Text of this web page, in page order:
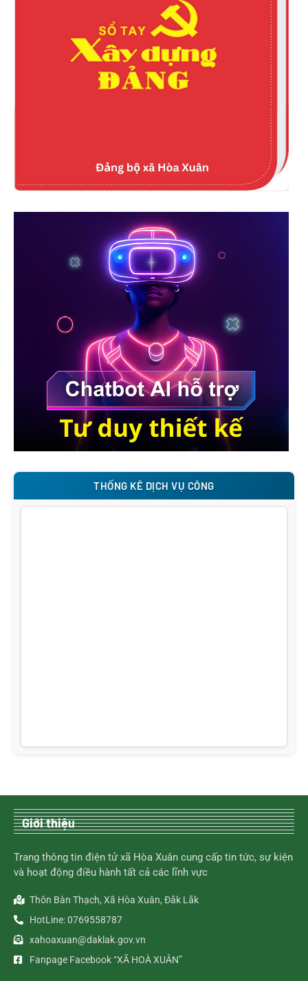
THỐNG KÊ DỊCH VỤ CÔNG
Giới thiệu
Trang thông tin điện tử xã Hòa Xuân cung cấp tin tức, sự kiện
và hoạt động điều hành tất cả các lĩnh vực
Thôn Bàn Thạch, Xã Hòa Xuân, Đắk Lắk
HotLine: 0769558787
xahoaxuan@daklak.gov.vn
Fanpage Facebook “XÃ HOÀ XUÂN”